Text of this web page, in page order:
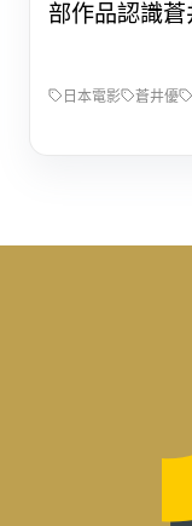
部作品認識
日本電影 蒼井優